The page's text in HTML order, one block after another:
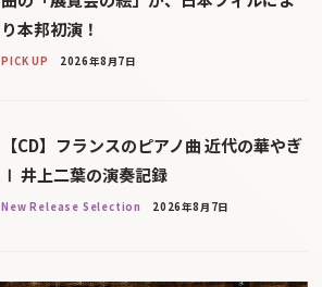
り本邦初演！
PICK UP 2026年8月7日
【CD】フランスのピアノ曲 近代の華やぎ
Ⅰ 井上二葉の演奏記録
New Release Selection 2026年8月7日